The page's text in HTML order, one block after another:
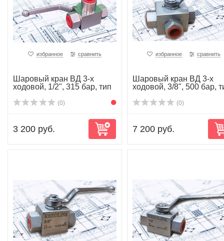
избранное сравнить
Шаровый кран ВД 3-х
ходовой, 1/2", 315 бар, тип
(0)
3 200 руб.
избранное сравнить
Шаровый кран ВД 3-х
ходовой, 3/8", 500 бар,
(0)
7 200 руб.